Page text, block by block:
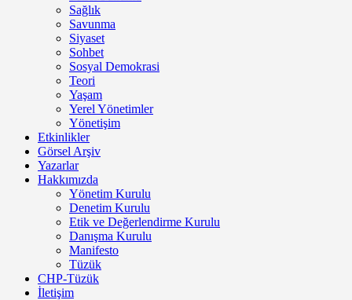
Sağlık
Savunma
Siyaset
Sohbet
Sosyal Demokrasi
Teori
Yaşam
Yerel Yönetimler
Yönetişim
Etkinlikler
Görsel Arşiv
Yazarlar
Hakkımızda
Yönetim Kurulu
Denetim Kurulu
Etik ve Değerlendirme Kurulu
Danışma Kurulu
Manifesto
Tüzük
CHP-Tüzük
İletişim